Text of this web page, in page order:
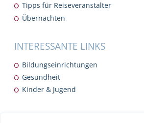
Tipps für Reiseveranstalter
Übernachten
INTERESSANTE LINKS
Bildungseinrichtungen
Gesundheit
Kinder & Jugend